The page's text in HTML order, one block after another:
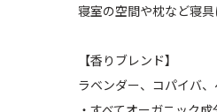
寝室の空間や枕など寝具
【香りブレンド】
ラベンダー、コパイバ